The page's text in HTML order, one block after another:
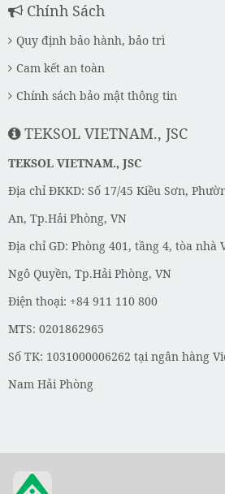
Chính Sách
Quy định bảo hành, bảo trì
Cam kết an toàn
Chính sách bảo mật thông tin
TEKSOL VIETNAM., JSC
TEKSOL VIETNAM., JSC
Địa chỉ ĐKKD: Số 17/45 Kiều Sơn,
An, Tp.Hải Phòng, VN
Địa chỉ GD: Phòng 401, tầng 4, tòa nhà
Ngô Quyền, Tp.Hải Phòng, VN
Điện thoại: +84 911 110 800
MTS: 0201862965
Số TK: 1031000006262 tại ngân hàng
Nam Hải Phòng